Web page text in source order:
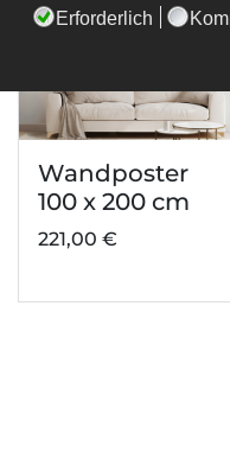
Wandposter
100 x 200 cm
221,00 €